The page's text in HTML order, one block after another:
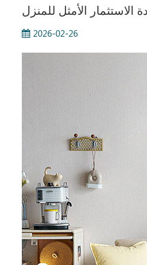
الاستثمار الأمثل للمنزل
2026-02-26